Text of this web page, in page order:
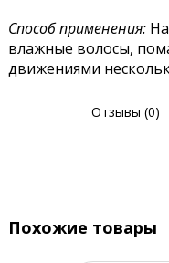
Способ применения:
влажные волосы,
движениями
Отзывы (0)
Похожие товары